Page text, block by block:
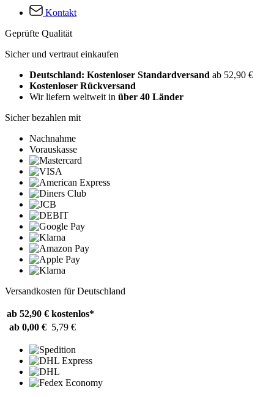
Kontakt
Geprüfte Qualität
Sicher und vertraut einkaufen
Deutschland: Kostenloser Standardversand ab 52,90 €
Kostenloser Rückversand
Wir liefern weltweit in über 40 Länder
Sicher bezahlen mit
Nachnahme
Vorauskasse
Versandkosten für Deutschland
ab 52,90 € kostenlos*
ab 0,00 € 5,79 €